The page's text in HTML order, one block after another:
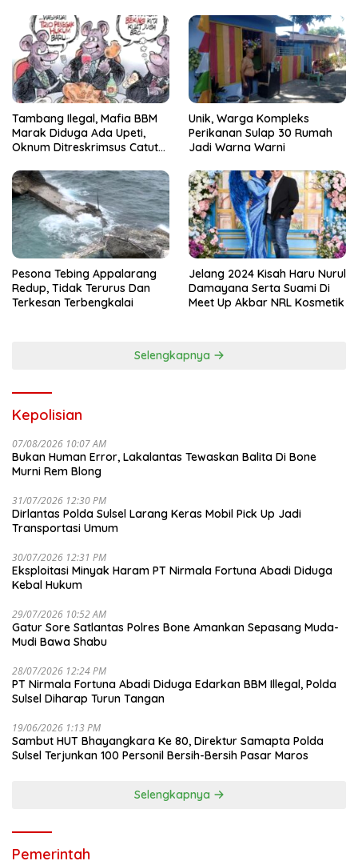
Tambang Ilegal, Mafia BBM
Marak Diduga Ada Upeti,
Oknum Ditreskrimsus Catut
Unik, Warga Kompleks
Perikanan Sulap 30 Rumah
Jadi Warna Warni
Pesona Tebing Appalarang
Redup, Tidak Terurus Dan
Terkesan Terbengkalai
Jelang 2024 Kisah Haru Nurul
Damayana Serta Suami Di
Meet Up Akbar NRL Kosmetik
Selengkapnya
Kepolisian
07/08/2026 10:07 AM
Bukan Human Error, Lakalantas Tewaskan Balita Di Bone
Murni Rem Blong
31/07/2026 12:30 PM
Dirlantas Polda Sulsel Larang Keras Mobil Pick Up Jadi
Transportasi Umum
30/07/2026 12:31 PM
Eksploitasi Minyak Haram PT Nirmala Fortuna Abadi Diduga
Kebal Hukum
29/07/2026 10:52 AM
Gatur Sore Satlantas Polres Bone Amankan Sepasang Muda-
Mudi Bawa Shabu
28/07/2026 12:24 PM
PT Nirmala Fortuna Abadi Diduga Edarkan BBM Illegal, Polda
Sulsel Diharap Turun Tangan
19/06/2026 1:13 PM
Sambut HUT Bhayangkara Ke 80, Direktur Samapta Polda
Sulsel Terjunkan 100 Personil Bersih-Bersih Pasar Maros
Selengkapnya
Pemerintah